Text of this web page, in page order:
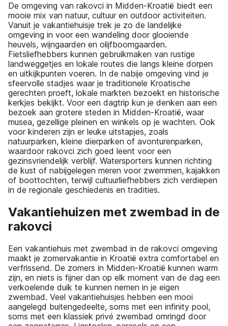
De omgeving van rakovci in Midden-Kroatië biedt een
mooie mix van natuur, cultuur en outdoor activiteiten.
Vanuit je vakantiehuisje trek je zo de landelijke
omgeving in voor een wandeling door glooiende
heuvels, wijngaarden en olijfboomgaarden.
Fietsliefhebbers kunnen gebruikmaken van rustige
landweggetjes en lokale routes die langs kleine dorpen
en uitkijkpunten voeren. In de nabije omgeving vind je
sfeervolle stadjes waar je traditionele Kroatische
gerechten proeft, lokale markten bezoekt en historische
kerkjes bekijkt. Voor een dagtrip kun je denken aan een
bezoek aan grotere steden in Midden-Kroatië, waar
musea, gezellige pleinen en winkels op je wachten. Ook
voor kinderen zijn er leuke uitstapjes, zoals
natuurparken, kleine dierparken of avonturenparken,
waardoor rakovci zich goed leent voor een
gezinsvriendelijk verblijf. Watersporters kunnen richting
de kust of nabijgelegen meren voor zwemmen, kajakken
of boottochten, terwijl cultuurliefhebbers zich verdiepen
in de regionale geschiedenis en tradities.
Vakantiehuizen met zwembad in de
rakovci
Een vakantiehuis met zwembad in de rakovci omgeving
maakt je zomervakantie in Kroatië extra comfortabel en
verfrissend. De zomers in Midden-Kroatië kunnen warm
zijn, en niets is fijner dan op elk moment van de dag een
verkoelende duik te kunnen nemen in je eigen
zwembad. Veel vakantiehuisjes hebben een mooi
aangelegd buitengedeelte, soms met een infinity pool,
soms met een klassiek privé zwembad omringd door